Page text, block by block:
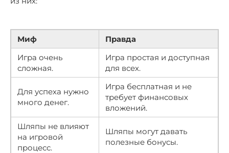
Миф
Правда
Игра очень
сложная.
Игра простая и доступная
для всех.
Для успеха нужно
много денег.
Игра бесплатная и не
требует финансовых
вложений.
Шляпы не влияют
на игровой
процесс.
Шляпы могут давать
полезные бонусы.